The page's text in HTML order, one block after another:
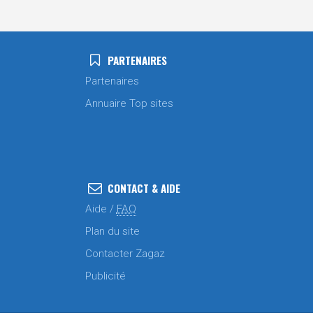
PARTENAIRES
Partenaires
Annuaire Top sites
CONTACT & AIDE
Aide / FAQ
Plan du site
Contacter Zagaz
Publicité